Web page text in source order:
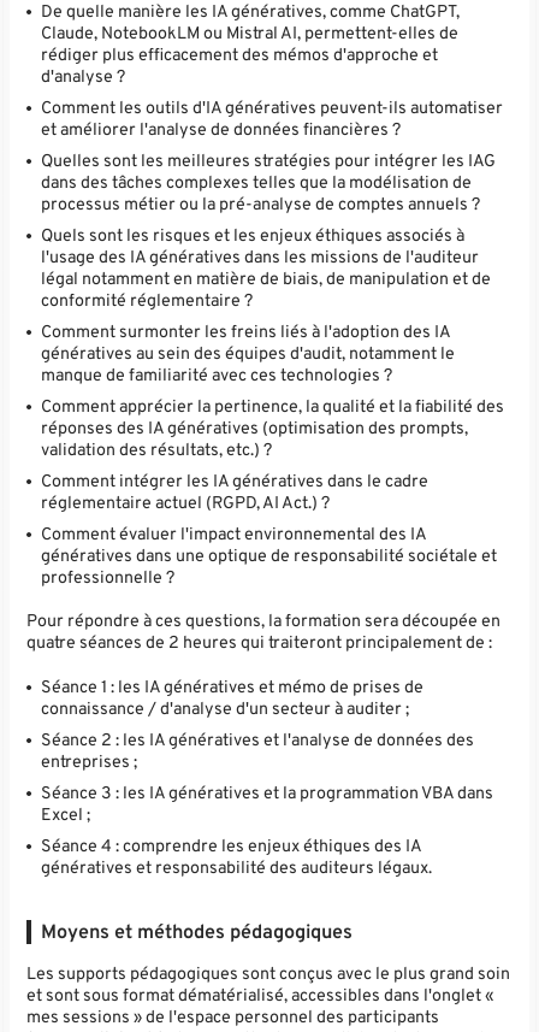
De quelle manière les IA génératives, comme ChatGPT,
Claude, NotebookLM ou Mistral AI, permettent-elles de
rédiger plus efficacement des mémos d'approche et
d'analyse ?
Comment les outils d'IA génératives peuvent-ils automatiser
et améliorer l'analyse de données financières ?
Quelles sont les meilleures stratégies pour intégrer les IAG
dans des tâches complexes telles que la modélisation de
processus métier ou la pré-analyse de comptes annuels ?
Quels sont les risques et les enjeux éthiques associés à
l'usage des IA génératives dans les missions de l'auditeur
légal notamment en matière de biais, de manipulation et de
conformité réglementaire ?
Comment surmonter les freins liés à l'adoption des IA
génératives au sein des équipes d'audit, notamment le
manque de familiarité avec ces technologies ?
Comment apprécier la pertinence, la qualité et la fiabilité des
réponses des IA génératives (optimisation des prompts,
validation des résultats, etc.) ?
Comment intégrer les IA génératives dans le cadre
réglementaire actuel (RGPD, AI Act.) ?
Comment évaluer l'impact environnemental des IA
génératives dans une optique de responsabilité sociétale et
professionnelle ?
Pour répondre à ces questions, la formation sera découpée en
quatre séances de 2 heures qui traiteront principalement de :
Séance 1 : les IA génératives et mémo de prises de
connaissance / d'analyse d'un secteur à auditer ;
Séance 2 : les IA génératives et l'analyse de données des
entreprises ;
Séance 3 : les IA génératives et la programmation VBA dans
Excel ;
Séance 4 : comprendre les enjeux éthiques des IA
génératives et responsabilité des auditeurs légaux.
Moyens et méthodes pédagogiques
Les supports pédagogiques sont conçus avec le plus grand soin
et sont sous format dématérialisé, accessibles dans l'onglet «
mes sessions » de l'espace personnel des participants